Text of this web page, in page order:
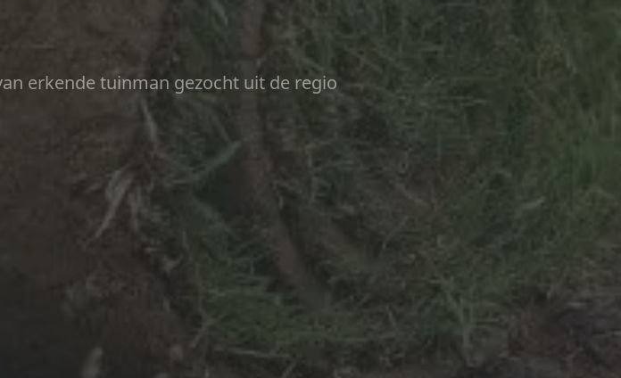
erkende tuinman gezocht uit de regio